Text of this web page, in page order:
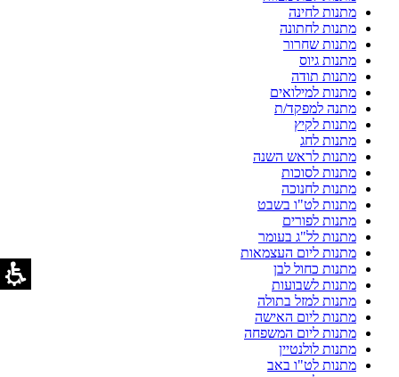
מתנות לחינה
מתנות לחתונה
מתנות שחרור
מתנות גיוס
מתנות תודה
מתנות למילואים
מתנה למפקד/ת
מתנות לקיץ
מתנות לחג
מתנות לראש השנה
מתנות לסוכות
מתנות לחנוכה
מתנות לט"ו בשבט
מתנות לפורים
מתנות לל"ג בעומר
מתנות ליום העצמאות
מתנות כחול לבן
מתנות לשבועות
מתנות למזל בתולה
מתנות ליום האישה
מתנות ליום המשפחה
מתנות לולנטיין
מתנות לט"ו באב